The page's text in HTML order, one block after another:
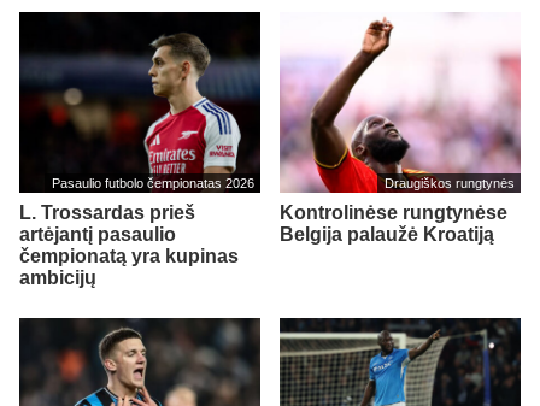
Pasaulio futbolo čempionatas 2026
L. Trossardas prieš
artėjantį pasaulio
čempionatą yra kupinas
ambicijų
Draugiškos rungtynės
Kontrolinėse rungtynėse
Belgija palaužė Kroatiją